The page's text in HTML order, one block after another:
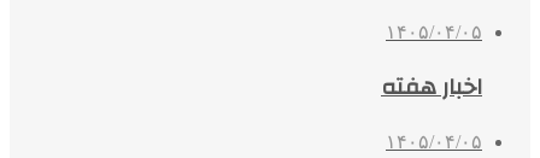
۱۴۰۵/۰۴/۰۵
اخبار هفته
۱۴۰۵/۰۴/۰۵